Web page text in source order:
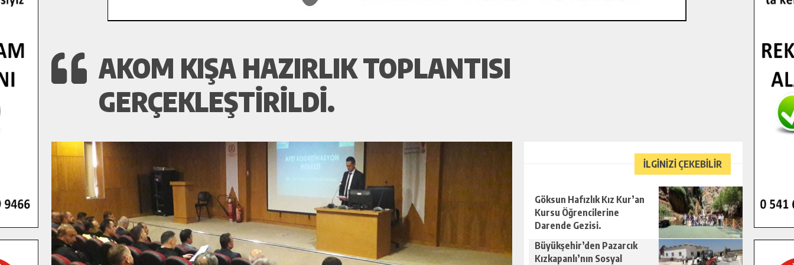
AKOM KIŞA HAZIRLIK TOPLANTISI
GERÇEKLEŞTIRILDI.
İLGİNİZİ ÇEKEBİLİR
Göksun Hafızlık Kız Kur’an
Kursu Öğrencilerine
Darende Gezisi.
Büyükşehir’den Pazarcık
Kızkapanlı’nın Sosyal